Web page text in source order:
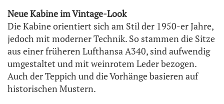
Neue Kabine im Vintage-Look
Die Kabine orientiert sich am Stil der 1950-er Jahre,
jedoch mit moderner Technik. So stammen die Sitze
aus einer früheren Lufthansa A340, sind aufwendig
umgestaltet und mit weinrotem Leder bezogen.
Auch der Teppich und die Vorhänge basieren auf
historischen Mustern.